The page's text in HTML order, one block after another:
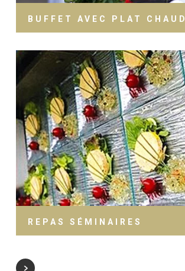
BUFFET AVEC PLAT CHAUD
REPAS SÉMINAIRES